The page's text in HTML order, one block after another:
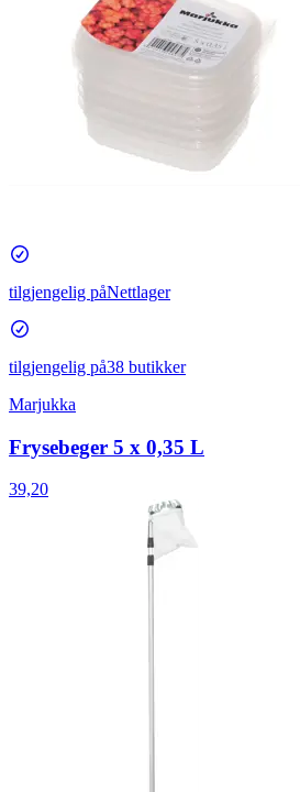
tilgjengelig påNettlager
tilgjengelig på38 butikker
Marjukka
Frysebeger 5 x 0,35 L
39,20